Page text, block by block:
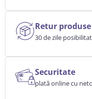
Retur produse
30 de zile
Securitate
plată online cu